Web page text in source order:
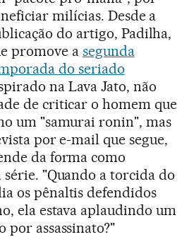
milícias. Desde a
do artigo, Padilha,
promove a segunda
do seriado
na Lava Jato, não
de criticar o homem que
um "samurai ronin", mas
por e-mail que segue,
da forma como
"Quando a torcida do
os pênaltis defendidos
ela estava aplaudindo um
por assassinato?"